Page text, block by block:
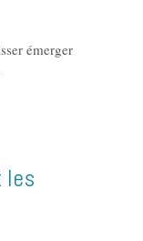
émerger
les